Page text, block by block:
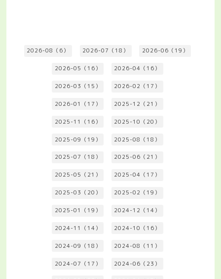
2026-08（6） 2026-07（18） 2026-06（19）
2026-05（16） 2026-04（16）
2026-03（15） 2026-02（17）
2026-01（17） 2025-12（21）
2025-11（16） 2025-10（20）
2025-09（19） 2025-08（18）
2025-07（18） 2025-06（21）
2025-05（21） 2025-04（17）
2025-03（20） 2025-02（19）
2025-01（19） 2024-12（14）
2024-11（14） 2024-10（16）
2024-09（18） 2024-08（11）
2024-07（17） 2024-06（23）